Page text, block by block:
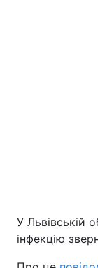
У Львівській
інфекцію